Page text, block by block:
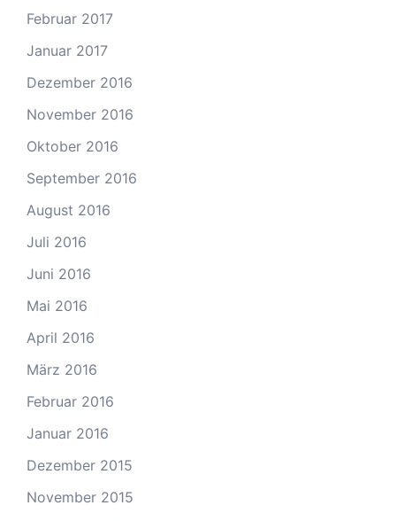
Februar 2017
Januar 2017
Dezember 2016
November 2016
Oktober 2016
September 2016
August 2016
Juli 2016
Juni 2016
Mai 2016
April 2016
März 2016
Februar 2016
Januar 2016
Dezember 2015
November 2015